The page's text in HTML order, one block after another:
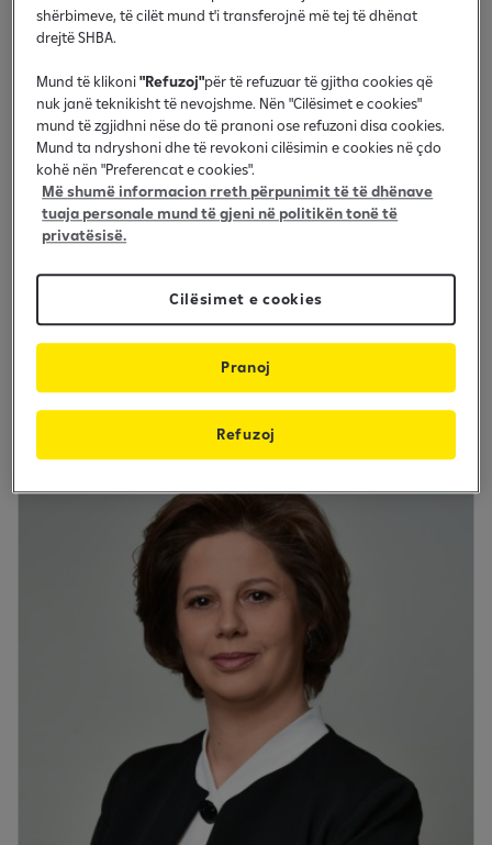
Muhamet Aliu
Operations Director
shërbimeve, të cilët mund t'i transferojnë më tej të dhënat
drejtë SHBA.
Mund të klikoni"Refuzoj"për të refuzuar të gjitha cookies që
nuk janë teknikisht të nevojshme. Nën "Cilësimet e cookies"
mund të zgjidhni nëse do të pranoni ose refuzoni disa cookies.
Mund ta ndryshoni dhe të revokoni cilësimin e cookies në çdo
kohë nën "Preferencat e cookies".
Më shumë informacion rreth përpunimit të të dhënave
tuaja personale mund të gjeni në politikën tonë të
privatësisë.
Cilësimet e cookies
Refuzoj
Pranoj